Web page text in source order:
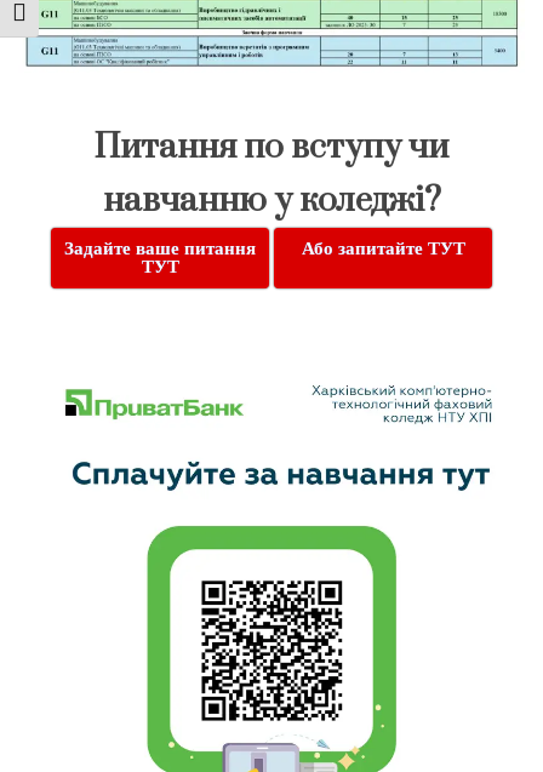
Toggle Font size
Питання по вступу чи
навчанню у коледжі?
Задайте ваше питання
ТУТ
Або запитайте ТУТ